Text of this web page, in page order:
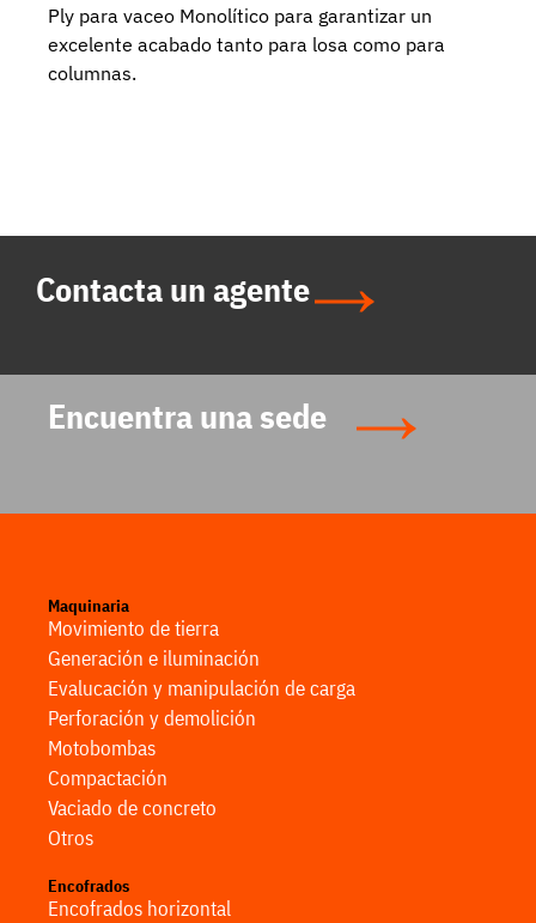
Ply para vaceo Monolítico para garantizar un
excelente acabado tanto para losa como para
columnas.
Contacta un agente
Encuentra una sede
Maquinaria
Movimiento de tierra
Generación e iluminación
Evalucación y manipulación de carga
Perforación y demolición
Motobombas
Compactación
Vaciado de concreto
Otros
Encofrados
Encofrados horizontal